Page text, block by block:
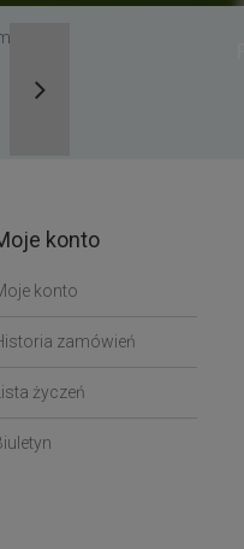
konto
konto
zamówień
Lista życzeń